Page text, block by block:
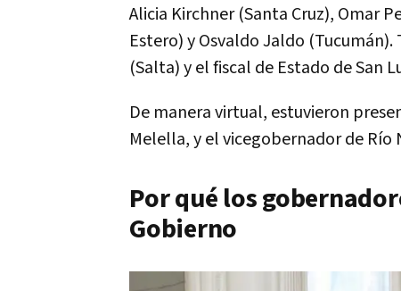
Alicia Kirchner (Santa Cruz), Omar
Estero) y Osvaldo Jaldo
(Salta) y el fiscal de Estado de San
De manera virtual, estuvieron
Melella, y el vicegobernador de Río
Por qué los
Gobierno